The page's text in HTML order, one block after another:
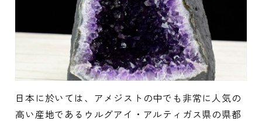
日本に於いては、アメジストの中でも非常に人気の
高い産地であるウルグアイ・アルティガス県の県都